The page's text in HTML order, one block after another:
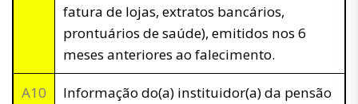
fatura de lojas, extratos bancários,
prontuários de saúde), emitidos nos 6
meses anteriores ao falecimento.
A10
Informação do(a) instituidor(a) da pensão